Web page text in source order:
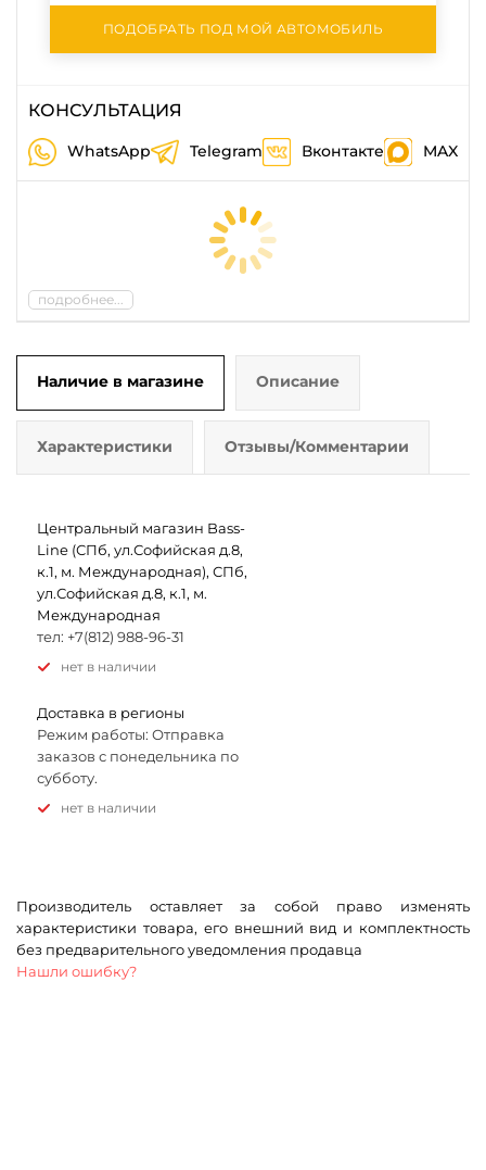
ПОДОБРАТЬ ПОД МОЙ АВТОМОБИЛЬ
КОНСУЛЬТАЦИЯ
WhatsApp Telegram Вконтакте MAX
подробнее...
Наличие в магазине Описание
Характеристики Отзывы/Комментарии
Центральный магазин Bass-
Line (СПб, ул.Софийская д.8,
к.1, м. Международная), СПб,
ул.Софийская д.8, к.1, м.
Международная
тел: +7(812) 988-96-31
Нет в наличии
Доставка в регионы
Режим работы: Отправка
заказов с понедельника по
субботу.
Нет в наличии
Производитель оставляет за собой право изменять
характеристики товара, его внешний вид и комплектность
без предварительного уведомления продавца
Нашли ошибку?